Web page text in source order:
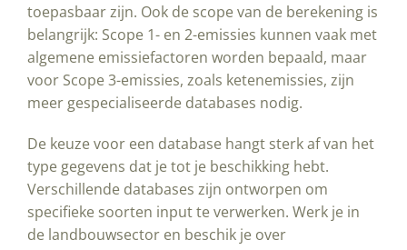
toepasbaar zijn. Ook de scope van de berekening is
belangrijk: Scope 1- en 2-emissies kunnen vaak met
algemene emissiefactoren worden bepaald, maar
voor Scope 3-emissies, zoals ketenemissies, zijn
meer gespecialiseerde databases nodig.
De keuze voor een database hangt sterk af van het
type gegevens dat je tot je beschikking hebt.
Verschillende databases zijn ontworpen om
specifieke soorten input te verwerken. Werk je in
de landbouwsector en beschik je over